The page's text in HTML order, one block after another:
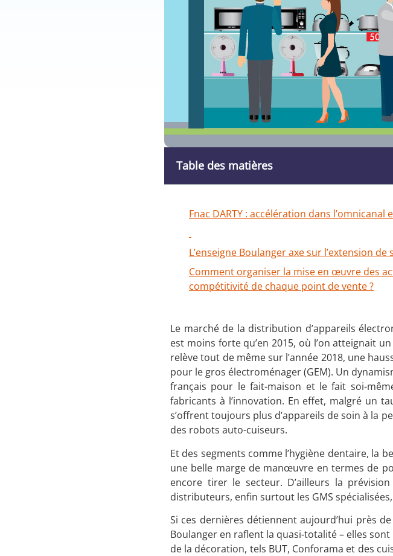
Table des matières
Fnac DARTY : accélération dans
L’enseigne Boulanger axe sur l’extension
Comment organiser la mise en œuvre des
compétitivité de chaque point de vente ?
Le marché de la distribution d’appareils
est moins forte qu’en 2015, où l’on atteignait
relève tout de même sur l’année 2018, une
pour le gros électroménager (GEM). Un
français pour le fait-maison et le fait soi-
fabricants à l’innovation. En effet, malgré un
s’offrent toujours plus d’appareils de soin à la
des robots auto-cuiseurs.
Et des segments comme l’hygiène dentaire, la
une belle marge de manœuvre en termes de
encore tirer le secteur. D’ailleurs la
distributeurs, enfin surtout les GMS
Si ces dernières détiennent aujourd’hui près
Boulanger en raflent la quasi-totalité – elles
de la décoration, tels BUT, Conforama et des